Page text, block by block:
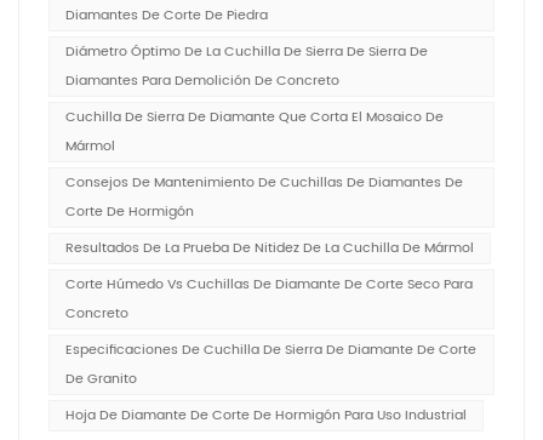
continuación se muestran sus usos principal...
Diamantes De Corte De Piedra
Diámetro Óptimo De La Cuchilla De Sierra De Sierra De
Diamantes Para Demolición De Concreto
Cuchilla De Sierra De Diamante Que Corta El Mosaico De
Mármol
Consejos De Mantenimiento De Cuchillas De Diamantes De
Corte De Hormigón
Resultados De La Prueba De Nitidez De La Cuchilla De Mármol
Corte Húmedo Vs Cuchillas De Diamante De Corte Seco Para
Concreto
Especificaciones De Cuchilla De Sierra De Diamante De Corte
De Granito
Hoja De Diamante De Corte De Hormigón Para Uso Industrial